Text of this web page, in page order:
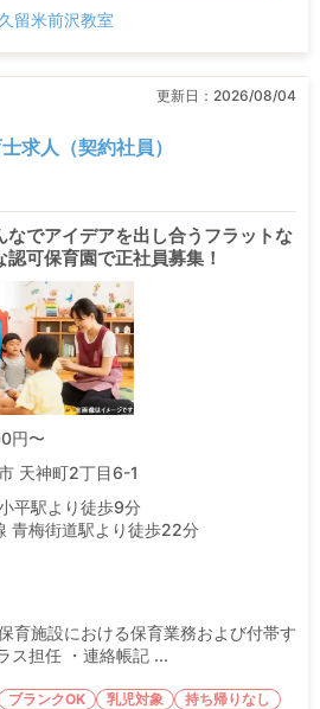
留米前沢教室
更新日： 2026/08/04
求人（契約社員）
なでアイデアを出し合うフラットな
可保育園で正社員募集！
円〜
天神町2丁目6-1
平駅より徒歩9分
青梅街道駅より徒歩22分
育施設における保育業務および付帯す
ス担任 ・連絡帳記 ...
ブランクOK 乳児対象
持ち帰りなし